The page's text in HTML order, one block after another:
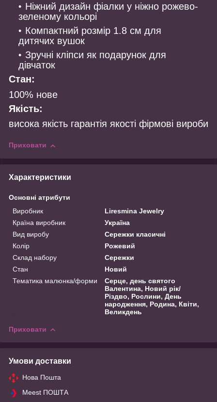
Ніжний дизайн фіалки у ніжно рожево-
зеленому кольорі
Компактний розмір 1.8 см для
дитячих вушок
Зручні кліпси як подарунок для
дівчаток
Стан:
100% нове
Якість:
висока якість гарантія якості фірмові вироби
Приховати
Характеристики
Основні атрибути
Виробник
Liresmina Jewelry
Країна виробник
Україна
Вид виробу
Сережки класичні
Колір
Рожевий
Склад набору
Сережки
Стан
Новий
Тематика малюнка/форми
Серце, день святого
Валентина, Новий рік/
Різдво, Рослини, День
народження, Родина, Квіти,
Великдень
Приховати
Умови доставки
Нова Пошта
Meest ПОШТА